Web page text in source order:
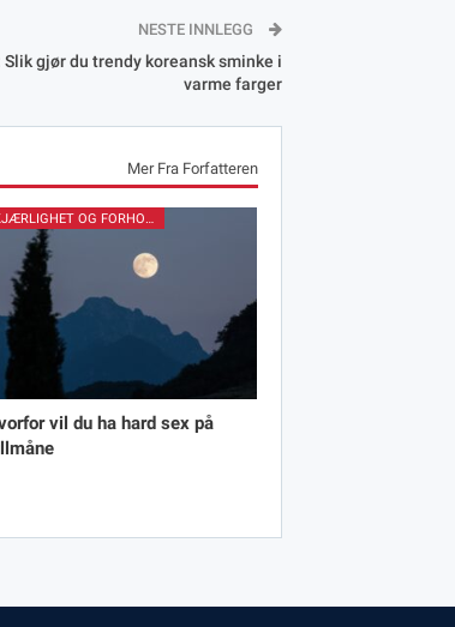
NESTE INNLEGG
gjør du trendy koreansk sminke i
varme farger
Mer Fra Forfatteren
KJÆRLIGHET OG FORHOLD
vil du ha hard sex på